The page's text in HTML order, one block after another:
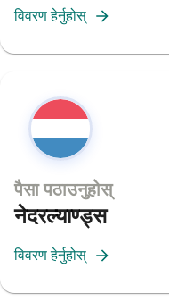
विवरण हेर्नुहोस्
पैसा पठाउनुहोस्
नेदरल्याण्ड्स
विवरण हेर्नुहोस्